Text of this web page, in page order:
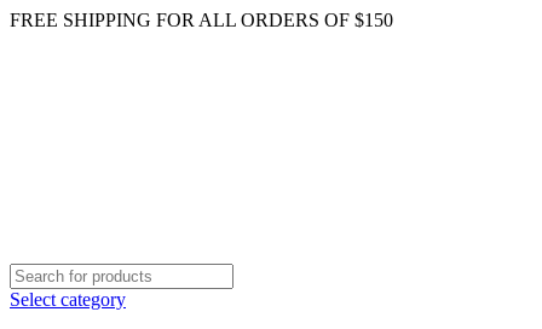
FREE SHIPPING FOR ALL ORDERS OF $150
Select category